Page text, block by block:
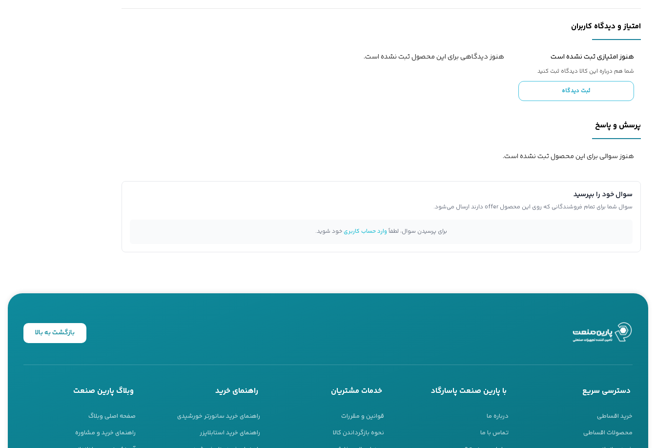
امتیاز و دیدگاه کاربران
هنوز امتیازی ثبت نشده است
شما هم درباره این کالا دیدگاه ثبت کنید
ثبت دیدگاه
هنوز دیدگاهی برای این محصول ثبت نشده است.
پرسش و پاسخ
هنوز سوالی برای این محصول ثبت نشده است.
سوال خود را بپرسید
سوال شما برای تمام فروشندگانی که روی این محصول offer دارند ارسال می‌شود.
برای پرسیدن سوال، لطفاًوارد حساب کاربریخود شوید.
بازگشت به بالا
دسترسی سریع
خرید اقساطی
محصولات اقساطی
با پارین صنعت پاسارگاد
درباره ما
تماس با ما
خدمات مشتریان
قوانین و مقررات
نحوه بازگرداندن کالا
راهنمای خرید
راهنمای خرید سانورتر خورشیدی
راهنمای خرید استابلایزر
وبلاگ پارین صنعت
صفحه اصلی وبلاگ
راهنمای خرید و مشاوره